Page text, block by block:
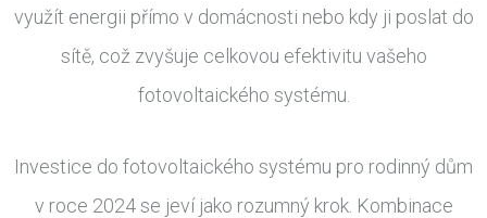
využít energii přímo v domácnosti nebo kdy ji poslat do
sítě, což zvyšuje celkovou efektivitu vašeho
fotovoltaického systému.
Investice do fotovoltaického systému pro rodinný dům
v roce 2024 se jeví jako rozumný krok. Kombinace